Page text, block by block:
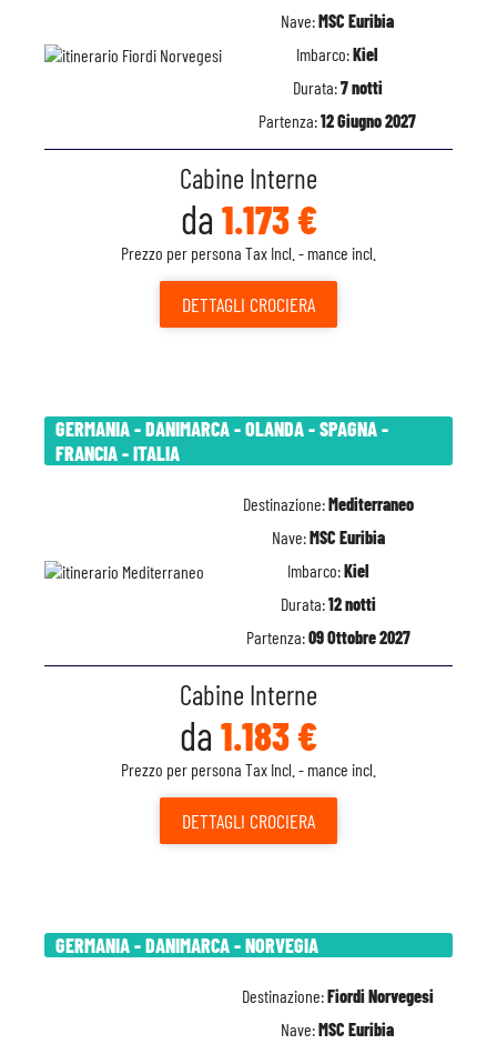
Nave:MSC Euribia
Imbarco:Kiel
Durata:7 notti
Partenza:12 Giugno 2027
Cabine Interne
da 1.173 €
Prezzo per persona Tax Incl. - mance incl.
DETTAGLI CROCIERA
GERMANIA - DANIMARCA - OLANDA - SPAGNA -
FRANCIA - ITALIA
Destinazione:Mediterraneo
Nave:MSC Euribia
Imbarco:Kiel
Durata:12 notti
Partenza:09 Ottobre 2027
Cabine Interne
da 1.183 €
Prezzo per persona Tax Incl. - mance incl.
DETTAGLI CROCIERA
GERMANIA - DANIMARCA - NORVEGIA
Destinazione:Fiordi Norvegesi
Nave:MSC Euribia